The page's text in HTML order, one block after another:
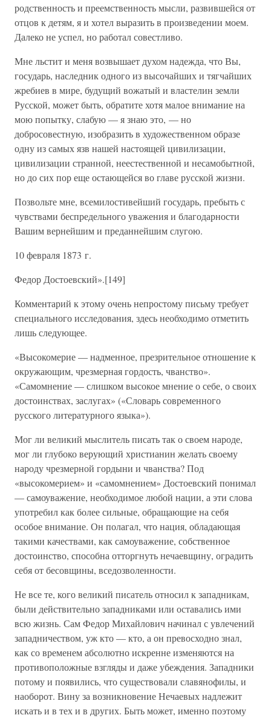
родственность и преемственность мысли, развившейся от
отцов к детям, я и хотел выразить в произведении моем.
Далеко не успел, но работал совестливо.
Мне льстит и меня возвышает духом надежда, что Вы,
государь, наследник одного из высочайших и тягчайших
жребиев в мире, будущий вожатый и властелин земли
Русской, может быть, обратите хотя малое внимание на
мою попытку, слабую — я знаю это, — но
добросовестную, изобразить в художественном образе
одну из самых язв нашей настоящей цивилизации,
цивилизации странной, неестественной и несамобытной,
но до сих пор еще остающейся во главе русской жизни.
Позвольте мне, всемилостивейший государь, пребыть с
чувствами беспредельного уважения и благодарности
Вашим вернейшим и преданнейшим слугою.
10 февраля 1873 г.
Федор Достоевский».[149]
Комментарий к этому очень непростому письму требует
специального исследования, здесь необходимо отметить
лишь следующее.
«Высокомерие — надменное, презрительное отношение к
окружающим, чрезмерная гордость, чванство».
«Самомнение — слишком высокое мнение о себе, о своих
достоинствах, заслугах» («Словарь современного
русского литературного языка»).
Мог ли великий мыслитель писать так о своем народе,
мог ли глубоко верующий христианин желать своему
народу чрезмерной гордыни и чванства? Под
«высокомерием» и «самомнением» Достоевский понимал
— самоуважение, необходимое любой нации, а эти слова
употребил как более сильные, обращающие на себя
особое внимание. Он полагал, что нация, обладающая
такими качествами, как самоуважение, собственное
достоинство, способна отторгнуть нечаевщину, оградить
себя от бесовщины, вседозволенности.
Не все те, кого великий писатель относил к западникам,
были действительно западниками или оставались ими
всю жизнь. Сам Федор Михайлович начинал с увлечений
западничеством, уж кто — кто, а он превосходно знал,
как со временем абсолютно искренне изменяются на
противоположные взгляды и даже убеждения. Западники
потому и появились, что существовали славянофилы, и
наоборот. Вину за возникновение Нечаевых надлежит
искать и в тех и в других. Быть может, именно поэтому